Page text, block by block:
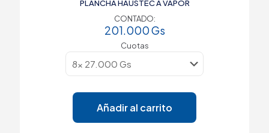
PLANCHA HAUSTEC A VAPOR
CONTADO:
201.000Gs
Cuotas
Añadir al carrito